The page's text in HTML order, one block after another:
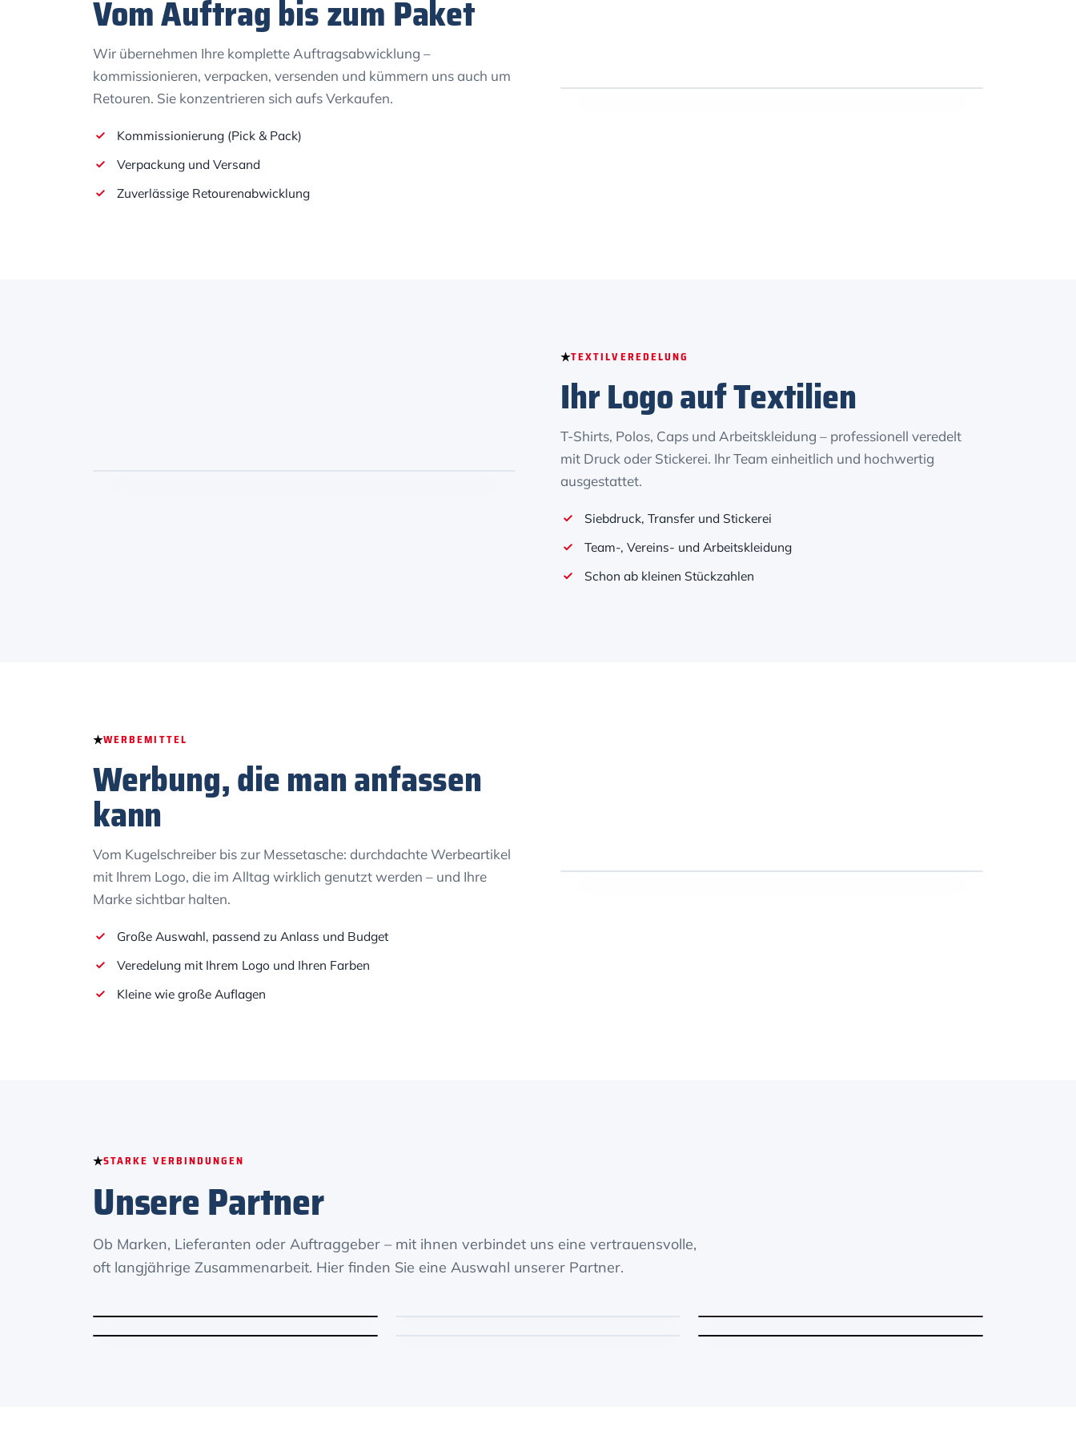
Vom Auftrag bis zum Paket
Wir übernehmen Ihre komplette Auftragsabwicklung –
kommissionieren, verpacken, versenden und kümmern uns auch um
Retouren. Sie konzentrieren sich aufs Verkaufen.
Kommissionierung (Pick & Pack)
Verpackung und Versand
Zuverlässige Retourenabwicklung
TEXTILVEREDELUNG
Ihr Logo auf Textilien
T-Shirts, Polos, Caps und Arbeitskleidung – professionell veredelt
mit Druck oder Stickerei. Ihr Team einheitlich und hochwertig
ausgestattet.
Siebdruck, Transfer und Stickerei
Team-, Vereins- und Arbeitskleidung
Schon ab kleinen Stückzahlen
WERBEMITTEL
Werbung, die man anfassen
kann
Vom Kugelschreiber bis zur Messetasche: durchdachte Werbeartikel
mit Ihrem Logo, die im Alltag wirklich genutzt werden – und Ihre
Marke sichtbar halten.
Große Auswahl, passend zu Anlass und Budget
Veredelung mit Ihrem Logo und Ihren Farben
Kleine wie große Auflagen
STARKE VERBINDUNGEN
Unsere Partner
Ob Marken, Lieferanten oder Auftraggeber – mit ihnen verbindet uns eine vertrauensvolle,
oft langjährige Zusammenarbeit. Hier finden Sie eine Auswahl unserer Partner.